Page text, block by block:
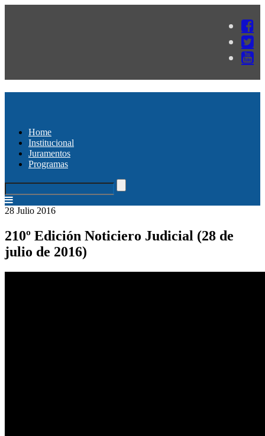
Home
Institucional
Juramentos
Programas
28 Julio 2016
210º Edición Noticiero Judicial (28 de
julio de 2016)